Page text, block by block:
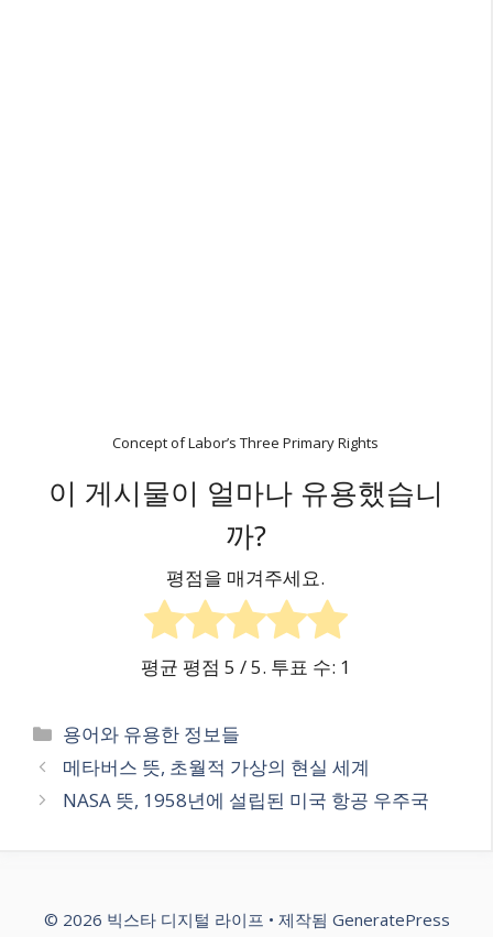
Concept of Labor’s Three Primary Rights
이 게시물이 얼마나 유용했습니
까?
평점을 매겨주세요.
평균 평점 5 / 5. 투표 수: 1
카
테
고
리
용어와 유용한 정보들
메타버스 뜻, 초월적 가상의 현실 세계
NASA 뜻, 1958년에 설립된 미국 항공 우주국
© 2026 빅스타 디지털 라이프 • 제작됨 GeneratePress